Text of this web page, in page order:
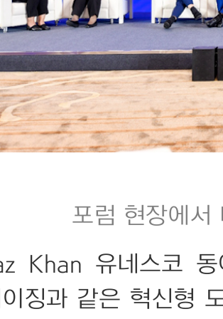
포럼 현장에서
Khan 유네스코
징과 같은 혁신형